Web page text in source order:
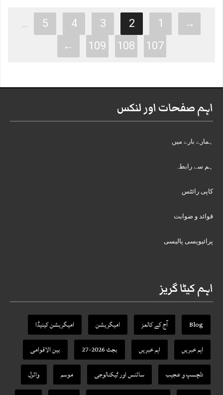
→
1
2
3
4
5
107
108
109
←
اہم صفحات اور لنکس
ہمارے بارے میں
ہم سے رابطہ
کاپی رائٹس
قوائد و ضوابت
پرائیویسی پالیسی
اہم کیٹا گریز
Blog آج کے کالمز امیگریشن
امیگریشن کینیڈا
اہم خبریں
اہم خبریں بجٹ 2026-27
بین الاقوامی
دلچسپ و عجیب
سائنس اور ٹیکنالوجی موسم
وائرل